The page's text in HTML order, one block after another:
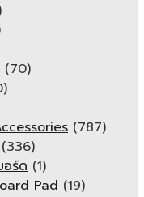
(70)
(787)
(336)
ร์ด (1)
Pad (19)